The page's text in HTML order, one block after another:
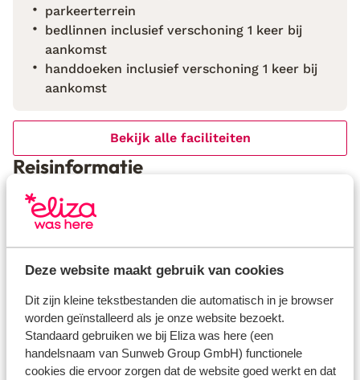
Deze website maakt gebruik van cookies
Dit zijn kleine tekstbestanden die automatisch in je browser
worden geïnstalleerd als je onze website bezoekt.
Standaard gebruiken we bij Eliza was here (een
handelsnaam van Sunweb Group GmbH) functionele
cookies die ervoor zorgen dat de website goed werkt en dat
parkeerterrein
bedlinnen inclusief verschoning 1 keer bij
aankomst
handdoeken inclusief verschoning 1 keer bij
aankomst
Bekijk alle faciliteiten
Reisinformatie
Verzorging
Wat gasten vinden
Dit zijn 100% echte beoordelingen van reizigers die
jou voorgingen. Meer over reviews
Meest geboekt door alleenstaande ouder